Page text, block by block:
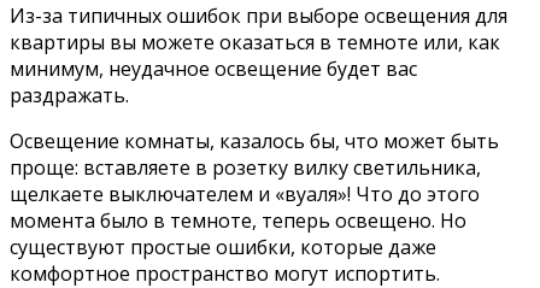
Из-за типичных ошибок при выборе освещения для
квартиры вы можете оказаться в темноте или, как
минимум, неудачное освещение будет вас
раздражать.
Освещение комнаты, казалось бы, что может быть
проще: вставляете в розетку вилку светильника,
щелкаете выключателем и «вуаля»! Что до этого
момента было в темноте, теперь освещено. Но
существуют простые ошибки, которые даже
комфортное пространство могут испортить.